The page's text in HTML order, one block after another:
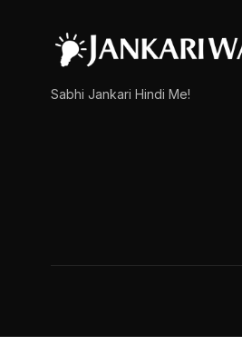
Sabhi Jankari Hindi Me!